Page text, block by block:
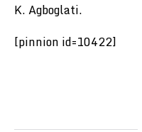
K. Agboglati.
[pinnion id=10422]